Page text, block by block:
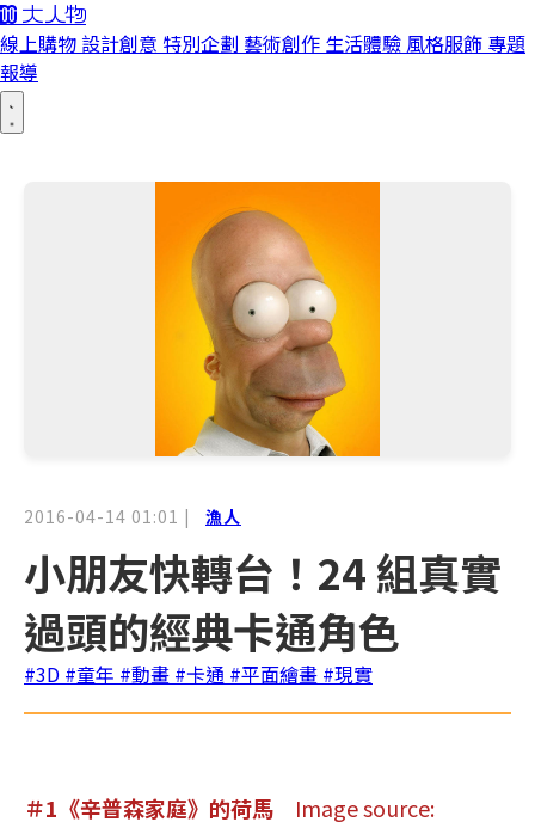
線上購物 設計創意 特別企劃 藝術創作 生活體驗 風格服飾 專題
報導
2016-04-14 01:01 | 漁人
小朋友快轉台！24 組真實
過頭的經典卡通角色
#3D #童年 #動畫 #卡通 #平面繪畫 #現實
＃1《辛普森家庭》的荷馬 Image source: